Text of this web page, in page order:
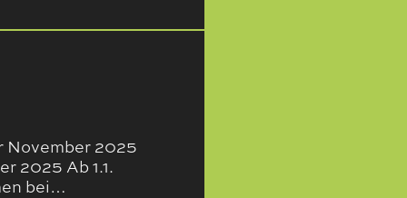
November 2025
2025 Ab 1.1.
bei…